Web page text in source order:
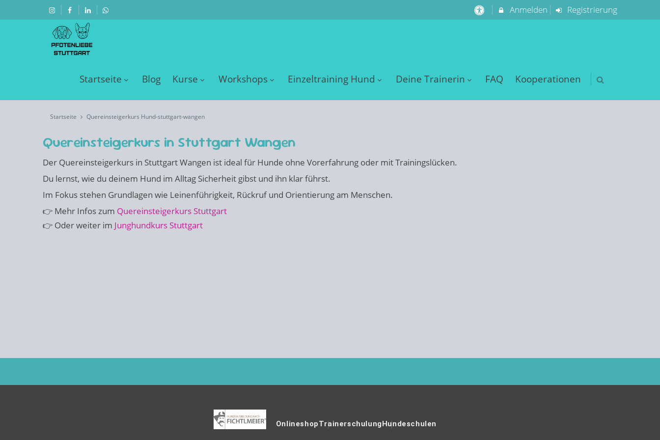
Anmelden Registrierung
Startseite Blog Kurse Workshops Einzeltraining Hund Deine Trainerin FAQ Kooperationen
Startseite Quereinsteigerkurs Hund-stuttgart-wangen
Quereinsteigerkurs in Stuttgart Wangen
Der Quereinsteigerkurs in Stuttgart Wangen ist ideal für Hunde ohne Vorerfahrung oder mit Trainingslücken.
Du lernst, wie du deinem Hund im Alltag Sicherheit gibst und ihn klar führst.
Im Fokus stehen Grundlagen wie Leinenführigkeit, Rückruf und Orientierung am Menschen.
👉 Mehr Infos zum Quereinsteigerkurs Stuttgart
👉 Oder weiter im Junghundkurs Stuttgart
OnlineshopTrainerschulungHundeschulen